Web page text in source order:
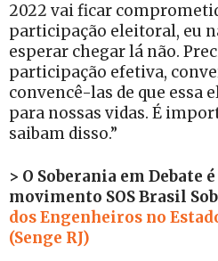
2022 vai ficar
participação eleitoral, eu
esperar chegar lá não.
participação efetiva,
convencê-las de que essa
para nossas vidas. É
saibam disso.”
> O Soberania em Debate
movimento SOS Brasil
dos Engenheiros no
(Senge RJ)